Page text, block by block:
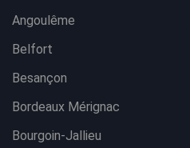
Angoulême
Belfort
Besançon
Bordeaux Mérignac
Bourgoin-Jallieu